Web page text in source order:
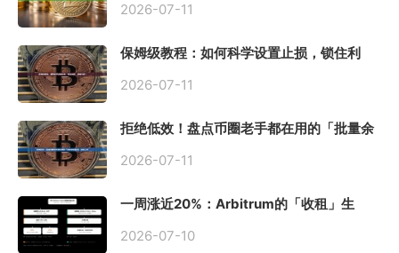
2026-07-11
保姆级教程：如何科学设置止损，锁住利
2026-07-11
拒绝低效！盘点币圈老手都在用的「批量余
2026-07-11
一周涨近20%：Arbitrum的「收租」生
2026-07-10